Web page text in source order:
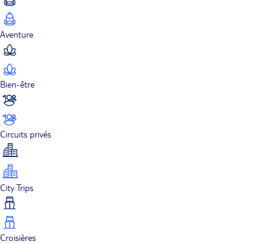
Aventure
Bien-être
Circuits privés
City Trips
Croisières